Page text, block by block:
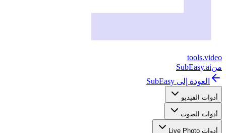
tools.video
منSubEasy.ai
العودة إلى SubEasy
أدوات الفيديو
أدوات الصوت
أدوات Live Photo